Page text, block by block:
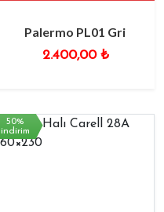
Palermo PL01 Gri
2.400,00 ₺
50%
indirim